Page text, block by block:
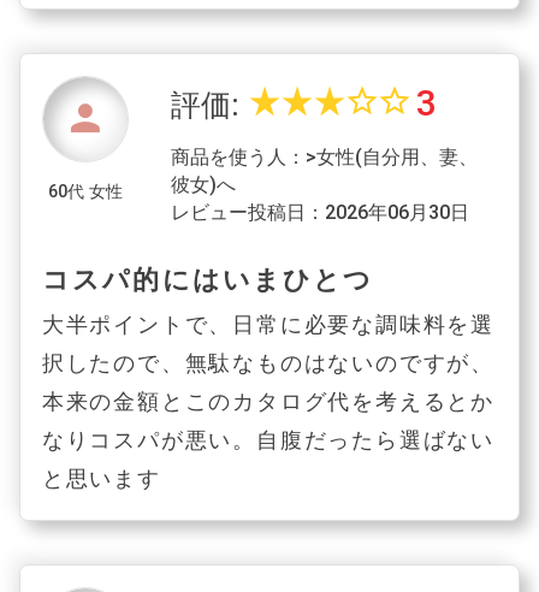
person
60代 女性
評価: star_ratestar_ratestar_ratestar_borderstar_border 3
商品を使う人：>女性(自分用、妻、
彼女)へ
レビュー投稿日：2026年06月30日
コスパ的にはいまひとつ
大半ポイントで、日常に必要な調味料を選
択したので、無駄なものはないのですが、
本来の金額とこのカタログ代を考えるとか
なりコスパが悪い。自腹だったら選ばない
と思います